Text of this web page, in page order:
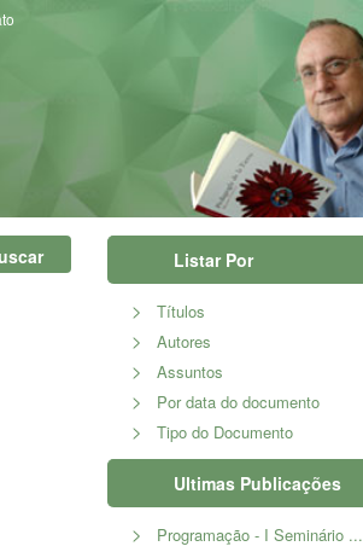
Listar Por
Títulos
Autores
Assuntos
Por data do documento
Tipo do Documento
Ultimas Publicações
Programação - I Seminário ...